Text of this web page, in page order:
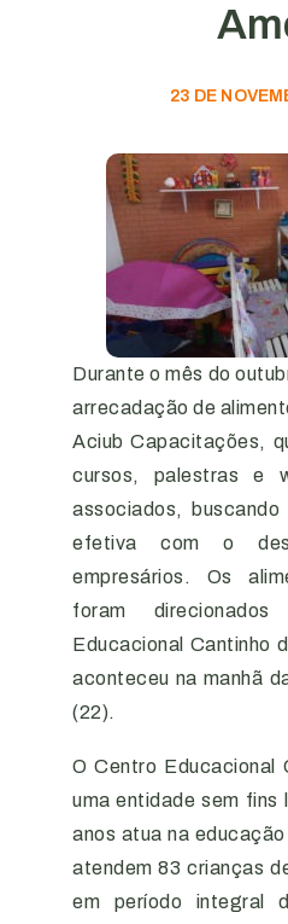
23 DE
Durante o mês do
arrecadação de
Aciub Capacitações,
cursos, palestras e
associados,
efetiva com o
empresários. Os
foram
Educacional Cantinho
aconteceu na manhã
(22).
O Centro Educacional
uma entidade sem fins
anos atua na
atendem 83 crianças
em período integral